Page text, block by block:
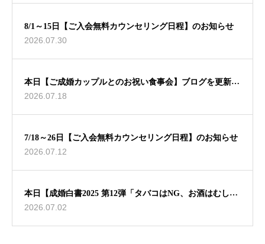
8/1～15日【ご入会無料カウンセリング日程】のお知らせ
2026.07.30
本日【ご成婚カップルとのお祝い食事会】ブログを更新し
ました🖊
2026.07.18
7/18～26日【ご入会無料カウンセリング日程】のお知らせ
2026.07.12
本日【成婚白書2025 第12弾「タバコはNG、お酒はむしろ
歓迎？」】ブログ更新しました🖊
2026.07.02